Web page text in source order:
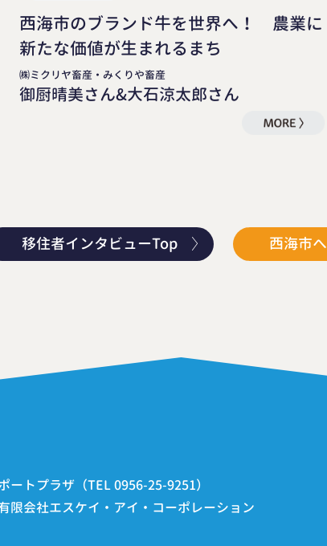
西海市のブランド牛を世界へ！ 農業に
新たな価値が生まれるまち
㈱ミクリヤ畜産・みくりや畜産
御厨晴美さん&大石涼太郎さん
移住者インタビューTop 西海市へ
ートプラザ（TEL 0956-25-9251）
限会社エスケイ・アイ・コーポレーション